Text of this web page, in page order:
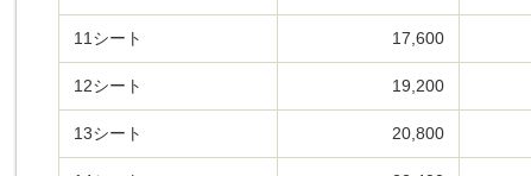
11シート 17,600
12シート 19,200
13シート 20,800